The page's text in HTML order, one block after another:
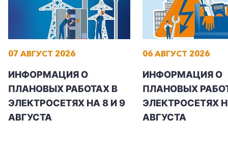
07 АВГУСТ 2026
ИНФОРМАЦИЯ О
ПЛАНОВЫХ РАБОТАХ В
ЭЛЕКТРОСЕТЯХ НА 8 И 9
АВГУСТА
06 АВГУСТ 2026
ИНФОРМАЦИЯ О
ПЛАНОВЫХ
ЭЛЕКТРОСЕТЯХ
АВГУСТА